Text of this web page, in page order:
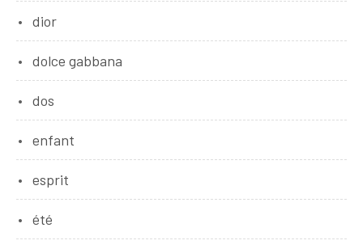
dior
dolce gabbana
dos
enfant
esprit
été